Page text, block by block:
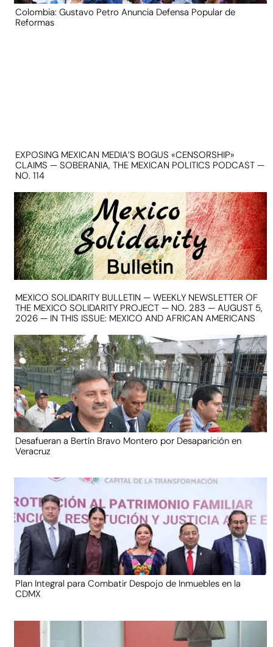
Colombia: Gustavo Petro Anuncia Defensa Popular de
Reformas
EXPOSING MEXICAN MEDIA’S BOGUS «CENSORSHIP»
CLAIMS — SOBERANIA, THE MEXICAN POLITICS PODCAST —
NO. 114
MEXICO SOLIDARITY BULLETIN — WEEKLY NEWSLETTER OF
THE MEXICO SOLIDARITY PROJECT — NO. 283 — AUGUST 5,
2026 — IN THIS ISSUE: MEXICO AND AFRICAN AMERICANS
Desafueran a Bertín Bravo Montero por Desaparición en
Veracruz
Plan Integral para Combatir Despojo de Inmuebles en la
CDMX